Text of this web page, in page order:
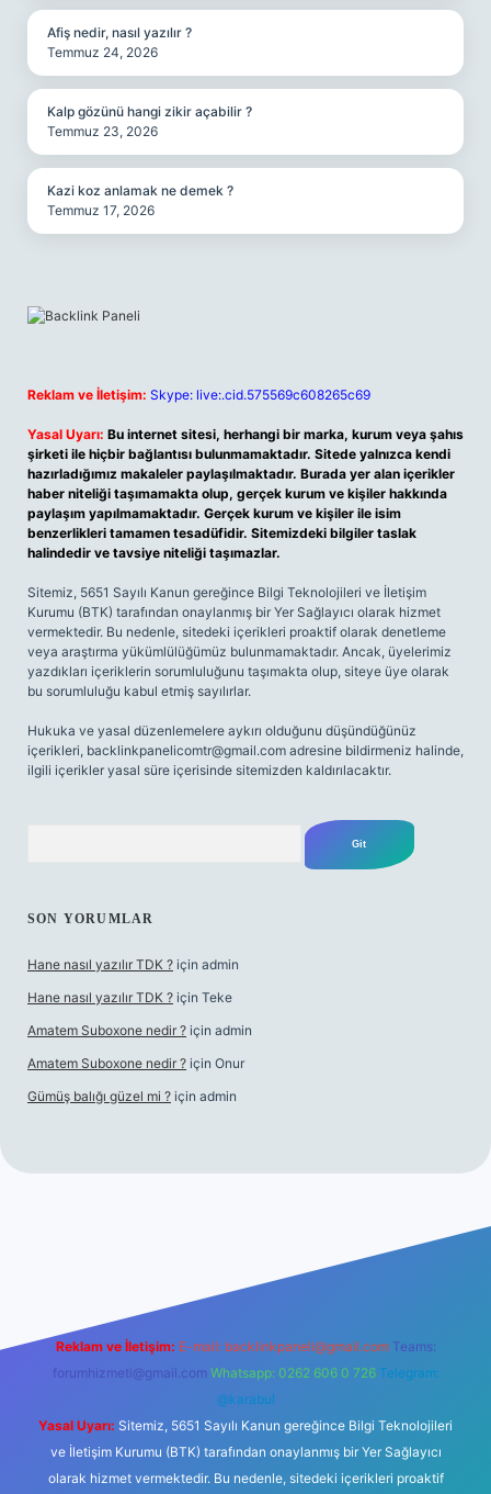
Afiş nedir, nasıl yazılır ?
Temmuz 24, 2026
Kalp gözünü hangi zikir açabilir ?
Temmuz 23, 2026
Kazi koz anlamak ne demek ?
Temmuz 17, 2026
Reklam ve İletişim: Skype: live:.cid.575569c608265c69
Yasal Uyarı: Bu internet sitesi, herhangi bir marka, kurum veya şahıs
şirketi ile hiçbir bağlantısı bulunmamaktadır. Sitede yalnızca kendi
hazırladığımız makaleler paylaşılmaktadır. Burada yer alan içerikler
haber niteliği taşımamakta olup, gerçek kurum ve kişiler hakkında
paylaşım yapılmamaktadır. Gerçek kurum ve kişiler ile isim
benzerlikleri tamamen tesadüfidir. Sitemizdeki bilgiler taslak
halindedir ve tavsiye niteliği taşımazlar.
Sitemiz, 5651 Sayılı Kanun gereğince Bilgi Teknolojileri ve İletişim
Kurumu (BTK) tarafından onaylanmış bir Yer Sağlayıcı olarak hizmet
vermektedir. Bu nedenle, sitedeki içerikleri proaktif olarak denetleme
veya araştırma yükümlülüğümüz bulunmamaktadır. Ancak, üyelerimiz
yazdıkları içeriklerin sorumluluğunu taşımakta olup, siteye üye olarak
bu sorumluluğu kabul etmiş sayılırlar.
Hukuka ve yasal düzenlemelere aykırı olduğunu düşündüğünüz
içerikleri, backlinkpanelicomtr@gmail.com adresine bildirmeniz halinde,
ilgili içerikler yasal süre içerisinde sitemizden kaldırılacaktır.
SON YORUMLAR
Hane nasıl yazılır TDK ? için admin
Hane nasıl yazılır TDK ? için Teke
Amatem Suboxone nedir ? için admin
Amatem Suboxone nedir ? için Onur
Gümüş balığı güzel mi ? için admin
Reklam ve İletişim: E-mail: backlinkpaneli@gmail.com Teams:
forumhizmeti@gmail.com Whatsapp: 0262 606 0 726 Telegram:
@karabul
Yasal Uyarı: Sitemiz, 5651 Sayılı Kanun gereğince Bilgi Teknolojileri
ve İletişim Kurumu (BTK) tarafından onaylanmış bir Yer Sağlayıcı
olarak hizmet vermektedir. Bu nedenle, sitedeki içerikleri proaktif